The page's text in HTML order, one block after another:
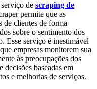
de scraping de
permite que as
de clientes de forma
sobre o sentimento dos
Esse serviço é inestimável
empresas monitorem sua
às preocupações dos
decisões baseadas em
e melhorias de serviços.